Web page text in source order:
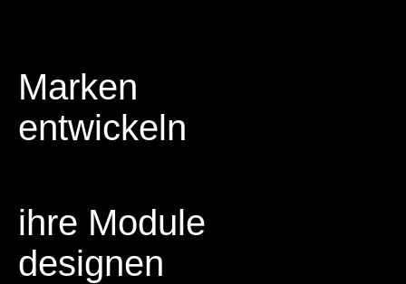
Marken
entwickeln
ihre Module
designen